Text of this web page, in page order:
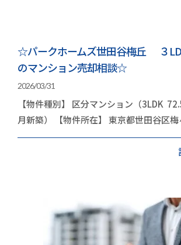
☆パークホームズ世田谷梅丘 ３
のマンション売却相談☆
2026/03/31
【物件種別】 区分マンション（3LDK
月新築） 【物件所在】 東京都世田谷区梅ヶ丘２丁目 【依
頼内容】 お住み替え（引越し） 今…